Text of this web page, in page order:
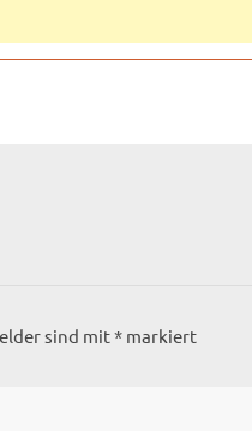
sind mit* markiert